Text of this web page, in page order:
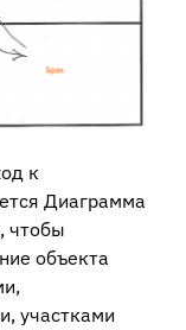
к
Диаграмма
чтобы
объекта
участками